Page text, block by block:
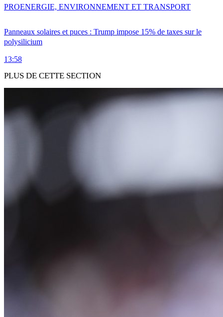
Panneaux solaires et puces : Trump impose 15% de taxes sur le
polysilicium
13:58
PROENERGIE, ENVIRONNEMENT ET TRANSPORT
PLUS DE CETTE SECTION